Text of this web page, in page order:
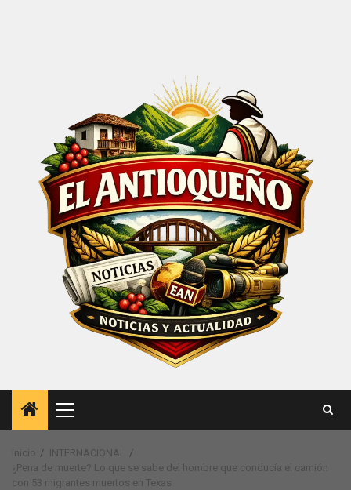
Menú
principal
Inicio
INTERNACIONAL
¿Pena de muerte? Lo que se sabe del hombre que conducía el camión
con 53 migrantes muertos en Texas